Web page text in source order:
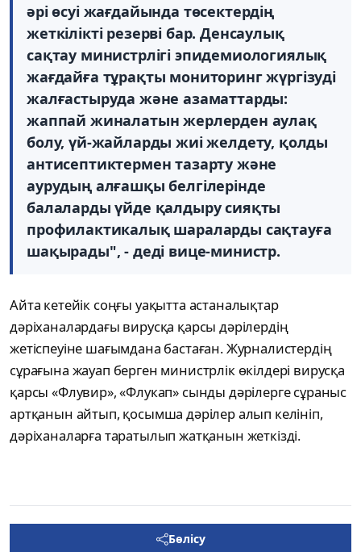
әрі өсуі жағдайында төсектердің
жеткілікті резерві бар. Денсаулық
сақтау министрлігі эпидемиологиялық
жағдайға тұрақты мониторинг жүргізуді
жалғастыруда және азаматтарды:
жаппай жиналатын жерлерден аулақ
болу, үй-жайларды жиі желдету, қолды
антисептиктермен тазарту және
аурудың алғашқы белгілерінде
балаларды үйде қалдыру сияқты
профилактикалық шараларды сақтауға
шақырады", - деді вице-министр.
Айта кетейік соңғы уақытта астаналықтар
дәріханалардағы вирусқа қарсы дәрілердің
жетіспеуіне шағымдана бастаған. Журналистердің
сұрағына жауап берген министрлік өкілдері вирусқа
қарсы «Флувир», «Флукап» сынды дәрілерге сұраныс
артқанын айтып, қосымша дәрілер алып келініп,
дәріханаларға таратылып жатқанын жеткізді.
Бөлісу